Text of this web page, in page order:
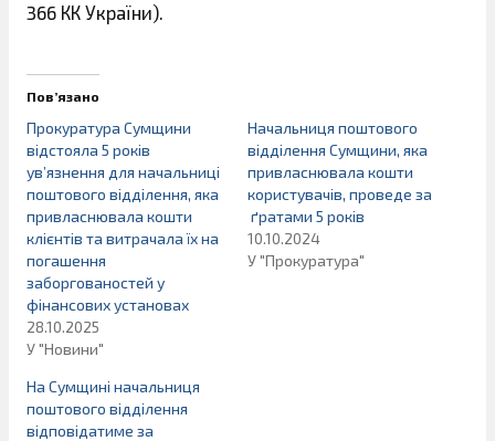
366 КК України).
Пов’язано
Прокуратура Сумщини
відстояла 5 років
ув’язнення для начальниці
поштового відділення, яка
привласнювала кошти
клієнтів та витрачала їх на
погашення
заборгованостей у
фінансових установах
28.10.2025
У "Новини"
Начальниця поштового
відділення Сумщини, яка
привласнювала кошти
користувачів, проведе за
ґратами 5 років
10.10.2024
У "Прокуратура"
На Сумщині начальниця
поштового відділення
відповідатиме за